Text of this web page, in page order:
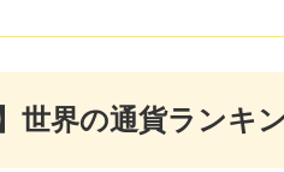
世界の通貨ランキ